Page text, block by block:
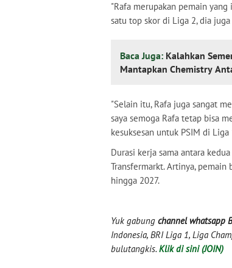
"Rafa merupakan pemain
satu top skor di Liga 2, dia
Baca Juga: Kalahkan
Mantapkan Chemistry
"Selain itu, Rafa juga sangat
saya semoga Rafa tetap bisa
kesuksesan untuk PSIM di Liga
Durasi kerja sama antara
Transfermarkt. Artinya,
hingga 2027.
Yuk gabung channel whatsapp
Indonesia, BRI Liga 1, Liga
bulutangkis. Klik di sini (JOIN)